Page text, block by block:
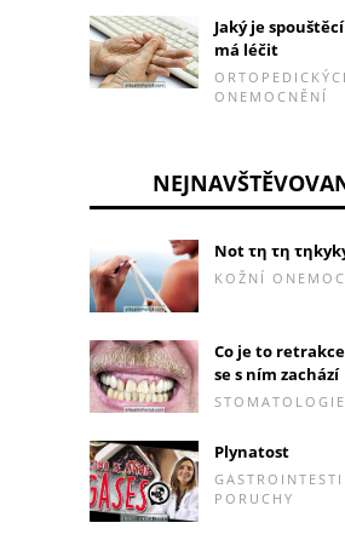
Jaký je
má léčit
ONEMOCNĚNÍ
Not τη τη
KOŽNÍ
Co je to
se s ním zachází
STOMATOLOGIE
Plynatost
PORUCHY